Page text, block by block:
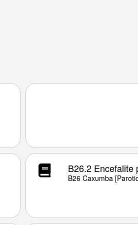
B26.2 Encefalite
B26 Caxumba